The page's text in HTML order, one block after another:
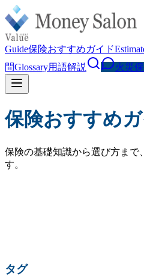
Guide保険おすすめガイド
問Glossary用語解説 火災
保険おすすめ
保険の基礎知識から選び方まで
す。
タグ